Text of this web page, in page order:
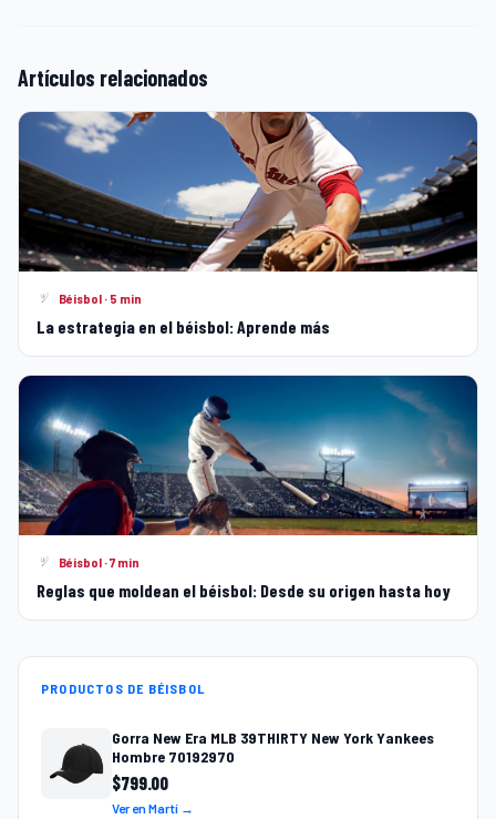
Artículos relacionados
Béisbol · 5 min
La estrategia en el béisbol: Aprende más
Béisbol · 7 min
Reglas que moldean el béisbol: Desde su origen hasta hoy
PRODUCTOS DE BÉISBOL
Gorra New Era MLB 39THIRTY New York Yankees
Hombre 70192970
$799.00
Ver en Martí →